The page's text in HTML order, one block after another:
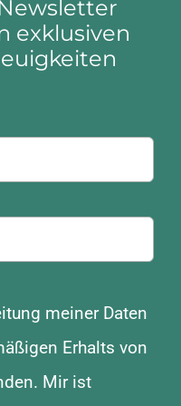
exklusiven
meiner Daten
Erhalts von
Mir ist